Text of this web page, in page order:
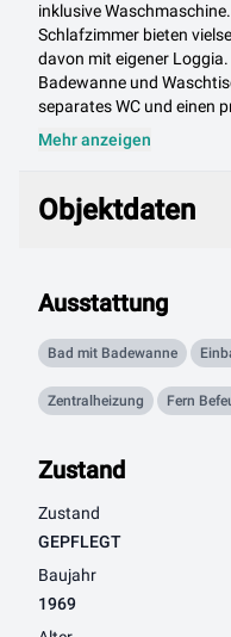
inklusive
Schlafzimmer bieten
davon mit eigener
Badewanne und
separates WC und einen
Mehr anzeigen
Objektdaten
Ausstattung
Bad mit Badewanne
Zentralheizung Fern
Zustand
Zustand
GEPFLEGT
Baujahr
1969